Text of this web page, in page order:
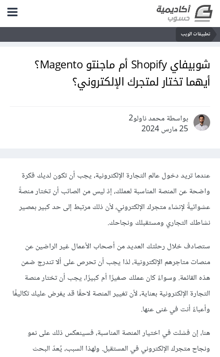
تطبيقات الويب
شوبيفاي Shopify أم ماجنتو Magento؟
أيهما تختار لمتجرك الإلكتروني؟
بواسطة محمد ناولو2
25 مارس 2024
عندما تريد دخول عالم التجارة الإلكترونية، يجب أن تكون لديك فكرة
واضحة عن المنصة المناسبة لعملك، إذ ليس من الصائب أن تختار منصةً
عشوائيةً لإنشاء متجرك الإلكتروني، لأن ذلك مرتبط إلى حد كبير بمصير
نشاطك التجاري ومستقبلك ونجاحك.
ستصادف خلال رحلتك العديد من أصحاب الأعمال غير الراضين عن
منصات متاجرهم الإلكترونية، لذا يجب أن تحرص على ألا تندرج ضمن
هذه القائمة. وسواءً كان عملك صغيرًا أم كبيرًا، يجب أن تختار منصة
التجارة الإلكترونية بعناية، لأن تغيير المنصة لاحقًا قد يفرض عليك تكاليفًا
وأعباءً أنت في غنى عنها.
هنا، إن فشلت في اختيار المنصة المناسبة، فسينعكس ذلك على نمو
ونجاح متجرك الإلكتروني في المستقبل. ولهذا السبب، يُعدّ البحث